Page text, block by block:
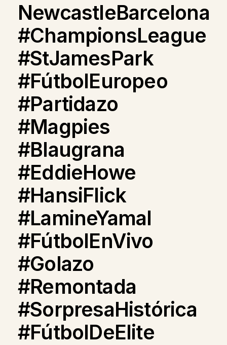
NewcastleBarcelona
#ChampionsLeague
#StJamesPark
#FútbolEuropeo
#Partidazo
#Magpies
#Blaugrana
#EddieHowe
#HansiFlick
#LamineYamal
#FútbolEnVivo
#Golazo
#Remontada
#SorpresaHistórica
#FútbolDeElite